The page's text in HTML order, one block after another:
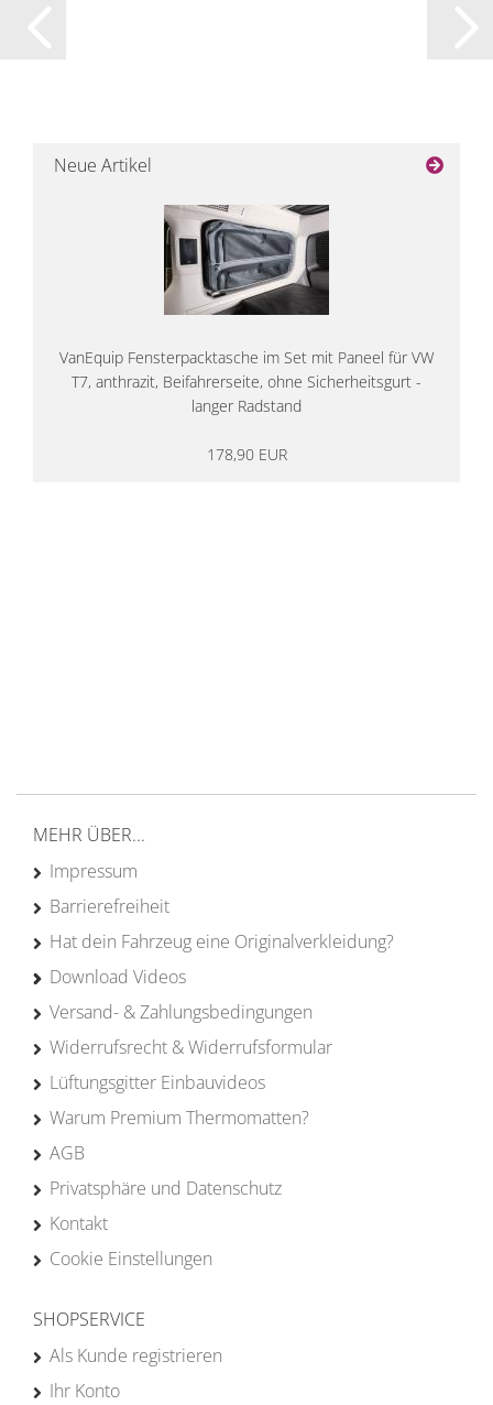
Neue Artikel
VanEquip Fensterpacktasche im Set mit Paneel für VW
T7, anthrazit, Beifahrerseite, ohne Sicherheitsgurt -
langer Radstand
178,90 EUR
MEHR ÜBER...
Impressum
Barrierefreiheit
Hat dein Fahrzeug eine Originalverkleidung?
Download Videos
Versand- & Zahlungsbedingungen
Widerrufsrecht & Widerrufsformular
Lüftungsgitter Einbauvideos
Warum Premium Thermomatten?
AGB
Privatsphäre und Datenschutz
Kontakt
Cookie Einstellungen
SHOPSERVICE
Als Kunde registrieren
Ihr Konto